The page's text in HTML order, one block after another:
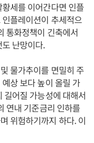
세를 이어간다면 인플
플레이션이 추세적으
통화정책이 긴축에서
난망이다.
물가추이를 면밀히 주
상 보다 높이 올릴 가
길어질 가능성에 대해서
연내 기준금리 인하를
위험하기까지 하다. 이